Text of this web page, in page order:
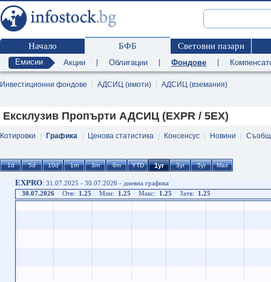
Начало БФБ Световни пазари
Емисии Акции Облигации Фондове
Инвестиционни фондове АДСИЦ (имоти) АДСИЦ (вземания)
Ексклузив Пропърти АДСИЦ (EXPR / 5EX)
Котировки Графика Ценова статистика Консенсус Новини
EXPRO: 31.07.2025 - 30.07.2026 - дневна графика
30.07.2026
Отв: 1.25 Мин: 1.25 Макс: 1.25 Затв: 1.25